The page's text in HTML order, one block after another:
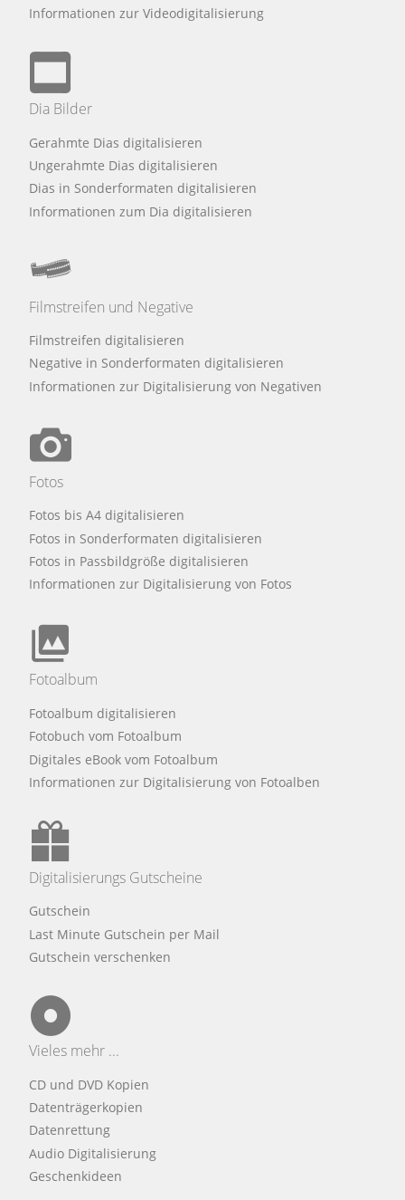
Informationen zur Videodigitalisierung
Dia Bilder
Gerahmte Dias digitalisieren
Ungerahmte Dias digitalisieren
Dias in Sonderformaten digitalisieren
Informationen zum Dia digitalisieren
Filmstreifen und Negative
Filmstreifen digitalisieren
Negative in Sonderformaten digitalisieren
Informationen zur Digitalisierung von Negativen
Fotos
Fotos bis A4 digitalisieren
Fotos in Sonderformaten digitalisieren
Fotos in Passbildgröße digitalisieren
Informationen zur Digitalisierung von Fotos
Fotoalbum
Fotoalbum digitalisieren
Fotobuch vom Fotoalbum
Digitales eBook vom Fotoalbum
Informationen zur Digitalisierung von Fotoalben
Digitalisierungs Gutscheine
Gutschein
Last Minute Gutschein per Mail
Gutschein verschenken
Vieles mehr ...
CD und DVD Kopien
Datenträgerkopien
Datenrettung
Audio Digitalisierung
Geschenkideen